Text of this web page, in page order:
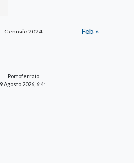
Gennaio 2024 Feb »
Portoferraio
9 Agosto 2026, 6:41